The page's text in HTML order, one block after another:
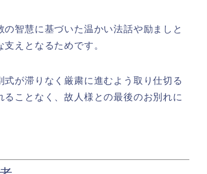
智慧に基づいた温かい法話や励ましと
えとなるためです。
が滞りなく厳粛に進むよう取り仕切る
ことなく、故人様との最後のお別れに